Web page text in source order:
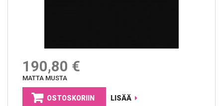
190,80 €
MATTA MUSTA
OSTOSKORIIN LISÄÄ